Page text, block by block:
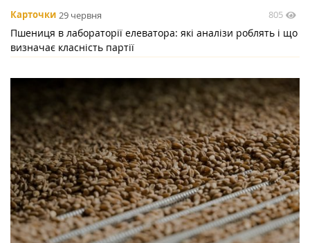
Карточки 29 червня 805
Пшениця в лабораторії елеватора: які аналізи роблять і що
визначає класність партії